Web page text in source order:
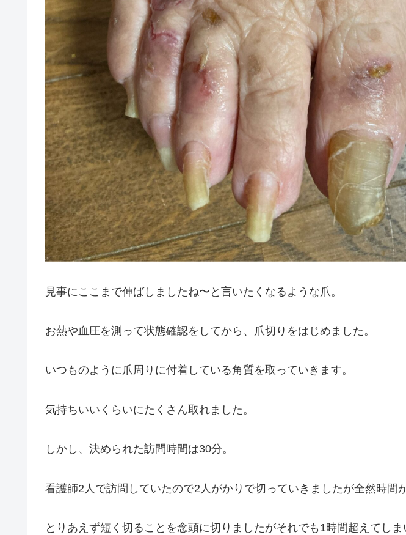
見事にここまで伸ばしましたね〜と言いたくなるような爪。
お熱や血圧を測って状態確認をしてから、爪切りをはじめました。
いつものように爪周りに付着している角質を取っていきます。
気持ちいいくらいにたくさん取れました。
しかし、決められた訪問時間は30分。
看護師2人で訪問していたので2人がかりで切っていきましたが全然時間
とりあえず短く切ることを念頭に切りましたがそれでも1時間超えてしま